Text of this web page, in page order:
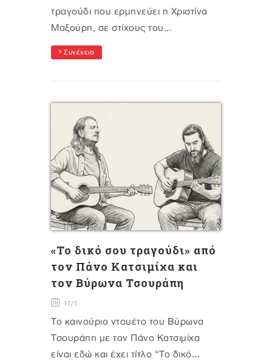
τραγούδι που ερμηνεύει η Χριστίνα
Μαξούρη, σε στίχους του...
Συνέχεια
«Το δικό σου τραγούδι» από
τον Πάνο Κατσιμίχα και
τον Βύρωνα Τσουράπη
17/1
Το καινούριο ντουέτο του Βύρωνα
Τσουράπη με τον Πάνο Κατσιμίχα
είναι εδώ και έχει τίτλο “Το δικό...